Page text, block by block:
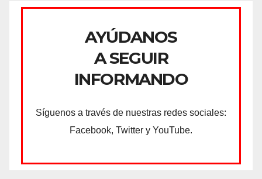
AYÚDANOS
A SEGUIR
INFORMANDO
Síguenos a través de nuestras redes sociales:
Facebook, Twitter y YouTube.